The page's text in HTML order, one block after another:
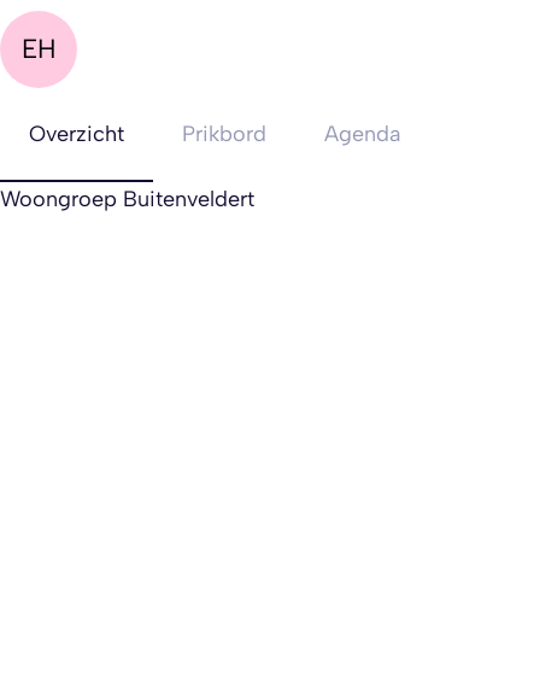
EH
Overzicht Prikbord Agenda
Woongroep Buitenveldert